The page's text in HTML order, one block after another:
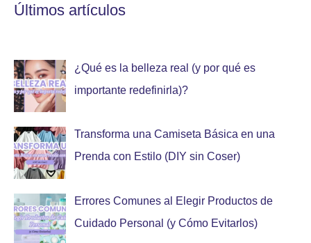
Últimos artículos
¿Qué es la belleza real (y por qué es
importante redefinirla)?
Transforma una Camiseta Básica en una
Prenda con Estilo (DIY sin Coser)
Errores Comunes al Elegir Productos de
Cuidado Personal (y Cómo Evitarlos)